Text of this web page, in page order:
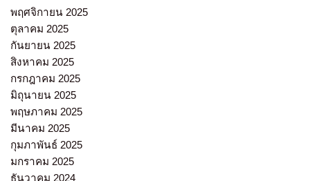
พฤศจิกายน 2025
ตุลาคม 2025
กันยายน 2025
สิงหาคม 2025
กรกฎาคม 2025
มิถุนายน 2025
พฤษภาคม 2025
มีนาคม 2025
กุมภาพันธ์ 2025
มกราคม 2025
ธันวาคม 2024